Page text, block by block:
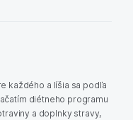
každého a líšia sa podľa
diétneho programu
a doplnky stravy,